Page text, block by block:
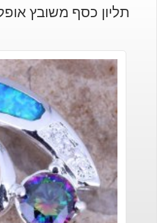
תליון כסף משובץ אופל